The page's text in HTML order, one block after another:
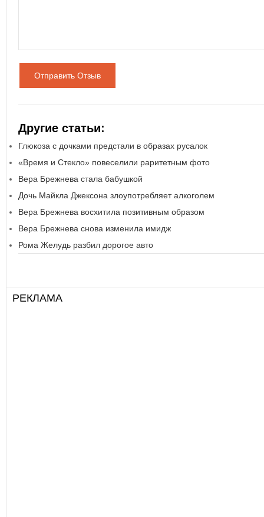
Отправить Отзыв
Другие статьи:
Глюкоза с дочками предстали в образах русалок
«Время и Стекло» повеселили раритетным фото
Вера Брежнева стала бабушкой
Дочь Майкла Джексона злоупотребляет алкоголем
Вера Брежнева восхитила позитивным образом
Вера Брежнева снова изменила имидж
Рома Желудь разбил дорогое авто
РЕКЛАМА